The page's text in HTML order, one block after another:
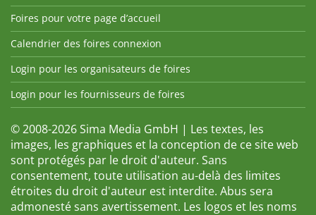
Foires pour votre page d’accueil
Calendrier des foires connexion
Login pour les organisateurs de foires
Login pour les fournisseurs de foires
© 2008-2026 Sima Media GmbH | Les textes, les
images, les graphiques et la conception de ce site web
sont protégés par le droit d'auteur. Sans
consentement, toute utilisation au-delà des limites
étroites du droit d'auteur est interdite. Abus sera
admonesté sans avertissement. Les logos et les noms